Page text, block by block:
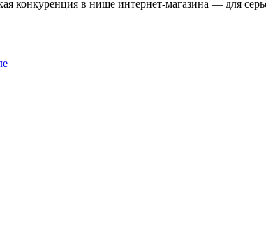
конкуренция в нише интернет-магазина — для